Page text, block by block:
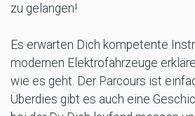
zu gelangen!
Es erwarten Dich kompetente
modernen Elektrofahrzeuge
wie es geht. Der Parcours ist
Überdies gibt es auch eine